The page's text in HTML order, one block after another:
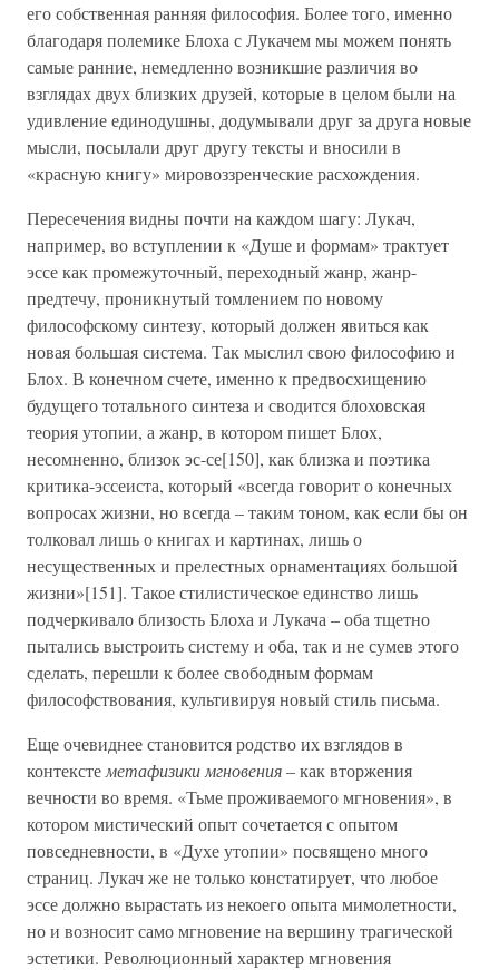
его собственная ранняя философия. Более того, именно
благодаря полемике Блоха с Лукачем мы можем понять
самые ранние, немедленно возникшие различия во
взглядах двух близких друзей, которые в целом были на
удивление единодушны, додумывали друг за друга новые
мысли, посылали друг другу тексты и вносили в
«красную книгу» мировоззренческие расхождения.
Пересечения видны почти на каждом шагу: Лукач,
например, во вступлении к «Душе и формам» трактует
эссе как промежуточный, переходный жанр, жанр-
предтечу, проникнутый томлением по новому
философскому синтезу, который должен явиться как
новая большая система. Так мыслил свою философию и
Блох. В конечном счете, именно к предвосхищению
будущего тотального синтеза и сводится блоховская
теория утопии, а жанр, в котором пишет Блох,
несомненно, близок эс-се[150], как близка и поэтика
критика-эссеиста, который «всегда говорит о конечных
вопросах жизни, но всегда – таким тоном, как если бы он
толковал лишь о книгах и картинах, лишь о
несущественных и прелестных орнаментациях большой
жизни»[151]. Такое стилистическое единство лишь
подчеркивало близость Блоха и Лукача – оба тщетно
пытались выстроить систему и оба, так и не сумев этого
сделать, перешли к более свободным формам
философствования, культивируя новый стиль письма.
Еще очевиднее становится родство их взглядов в
контексте метафизики мгновения– как вторжения
вечности во время. «Тьме проживаемого мгновения», в
котором мистический опыт сочетается с опытом
повседневности, в «Духе утопии» посвящено много
страниц. Лукач же не только констатирует, что любое
эссе должно вырастать из некоего опыта мимолетности,
но и возносит само мгновение на вершину трагической
эстетики. Революционный характер мгновения